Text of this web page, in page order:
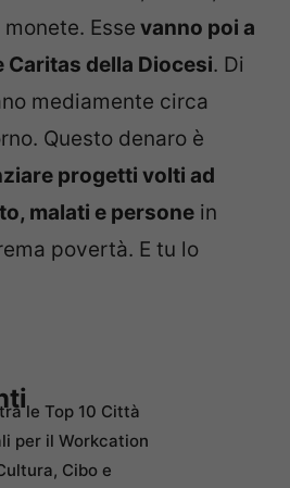
Esse vanno poi a
Caritas della Diocesi. Di
mediamente circa
Questo denaro è
progetti volti ad
malati e persone in
povertà. E tu lo
le Top 10 Città
per il Workcation
Cibo e